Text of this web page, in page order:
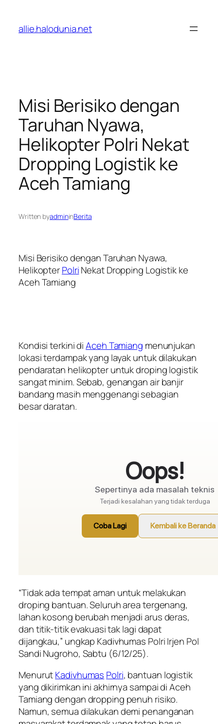
konten
allie.halodunia.net
Misi Berisiko dengan
Taruhan Nyawa,
Helikopter Polri Nekat
Dropping Logistik ke
Aceh Tamiang
Written byadmininBerita
Misi Berisiko dengan Taruhan Nyawa,
HelikopterPolriNekat Dropping Logistik ke
Aceh Tamiang
Kondisi terkini diAceh Tamiang menunjukan
lokasi terdampak yang layak untuk dilakukan
pendaratan helikopter untuk droping logistik
sangat minim. Sebab, genangan air banjir
bandang masih menggenangi sebagian
besar daratan.
“Tidak ada tempat aman untuk melakukan
droping bantuan. Seluruh area tergenang,
lahan kosong berubah menjadi arus deras,
dan titik-titik evakuasi tak lagi dapat
dijangkau,” ungkap Kadivhumas Polri Irjen Pol
Sandi Nugroho, Sabtu (6/12/25).
MenurutKadivhumas Polri, bantuan logistik
yang dikirimkan ini akhirnya sampai di Aceh
Tamiang dengan dropping penuh risiko.
Namun, semua dilakukan demi penanganan